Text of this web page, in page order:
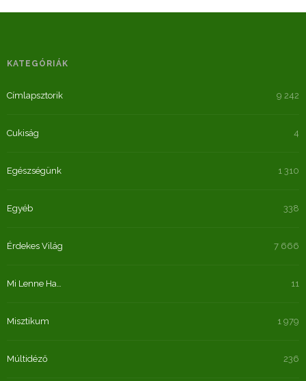
KATEGÓRIÁK
Címlapsztorik 9 242
Cukiság 4
Egészségünk 1 310
Egyéb 338
Érdekes Világ 7 666
Mi Lenne Ha… 11
Misztikum 1 979
Múltidéző 236